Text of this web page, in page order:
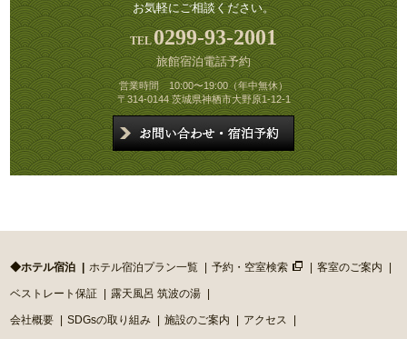
お気軽にご相談ください。
0299-93-2001
旅館宿泊電話予約
営業時間 10:00〜19:00（年中無休）
〒314-0144 茨城県神栖市大野原1-12-1
◆ホテル宿泊 ホテル宿泊プラン一覧 予約・空室検索 客室のご案内
ベストレート保証 露天風呂 筑波の湯
会社概要 SDGsの取り組み 施設のご案内 アクセス